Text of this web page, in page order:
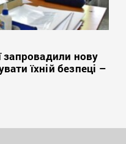
запровадили нову
їхній безпеці –